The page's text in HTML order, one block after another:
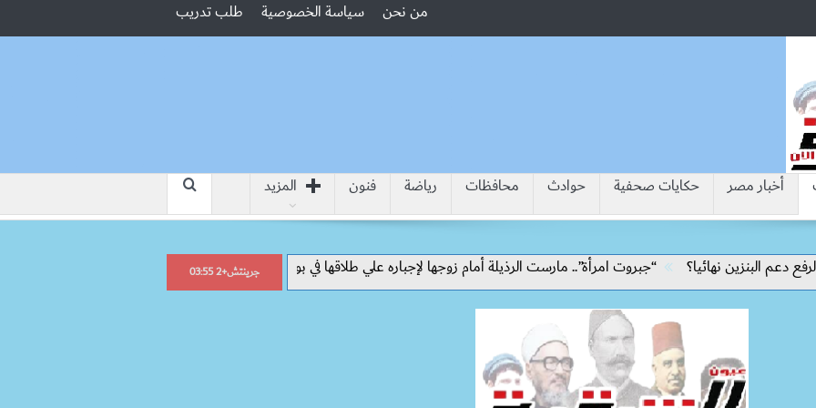
من نحن سياسة الخصوصية طلب تدريب
أخبار مصر حكايات صحفية حوادث محافظات رياضة فنون
المزيد
“جبروت امرأة”.. مارست الرذيلة أمام زوجها لإجباره علي طلاقها في بولاق الدكرور ‘بتحب الفول والطعمية’.. نجمة بوليوودجرينتش+2 03:55